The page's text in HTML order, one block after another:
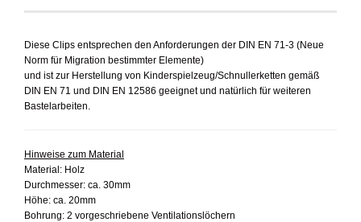
Diese Clips entsprechen den Anforderungen der DIN EN 71-3 (Neue
Norm für Migration bestimmter Elemente)
und ist zur Herstellung von Kinderspielzeug/Schnullerketten gemäß
DIN EN 71 und DIN EN 12586 geeignet und natürlich für weiteren
Bastelarbeiten.
Hinweise zum Material
Material: Holz
Durchmesser: ca. 30mm
Höhe: ca. 20mm
Bohrung: 2 vorgeschriebene Ventilationslöchern